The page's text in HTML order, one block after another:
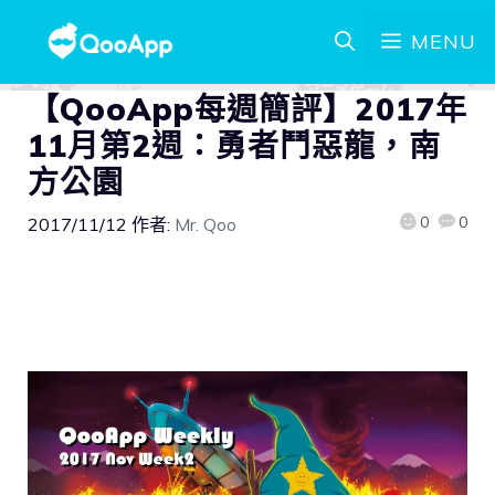
MENU
【QooApp每週簡評】2017年
11月第2週：勇者鬥惡龍，南
方公園
2017/11/12 作者: Mr. Qoo 0 0